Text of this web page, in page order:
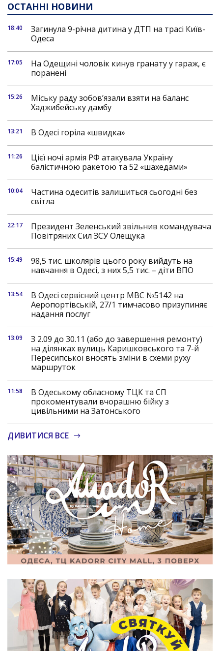
ОСТАННІ НОВИНИ
18:40
Загинула 9-річна дитина у ДТП на трасі Київ-
Одеса
17:05
На Одещині чоловік кинув гранату у гараж, є
поранені
15:26
Міську раду зобов’язали взяти на баланс
Хаджибейську дамбу
13:21 В Одесі горіла «швидка»
11:26
Цієї ночі армія РФ атакувала Україну
балістичною ракетою та 52 «шахедами»
10:04
Частина одеситів залишиться сьогодні без
світла
22:17
Президент Зеленський звільнив командувача
Повітряних Сил ЗСУ Олещука
15:49
98,5 тис. школярів цього року вийдуть на
навчання в Одесі, з них 5,5 тис. – діти ВПО
13:54
В Одесі сервісний центр МВС №5142 на
Аеропортівській, 27/1 тимчасово призупиняє
надання послуг
13:09
З 2.09 до 30.11 (або до завершення ремонту)
на ділянках вулиць Каришковського та 7-й
Пересипської вносять зміни в схеми руху
маршруток
11:58
В Одеському обласному ТЦК та СП
прокоментували вчорашню бійку з
цивільними на Затонського
ДИВИТИСЯ ВСЕ